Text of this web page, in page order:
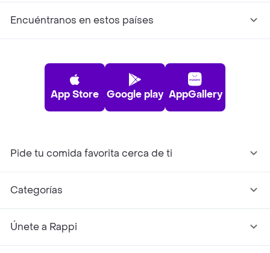
Encuéntranos en estos países
App Store Google play AppGallery
Pide tu comida favorita cerca de ti
Categorías
Únete a Rappi